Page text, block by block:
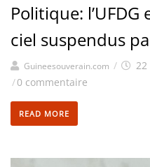
Politique: l’UFDG
ciel suspendus
Guineesouverain.com /
/0 commentaire
READ MORE